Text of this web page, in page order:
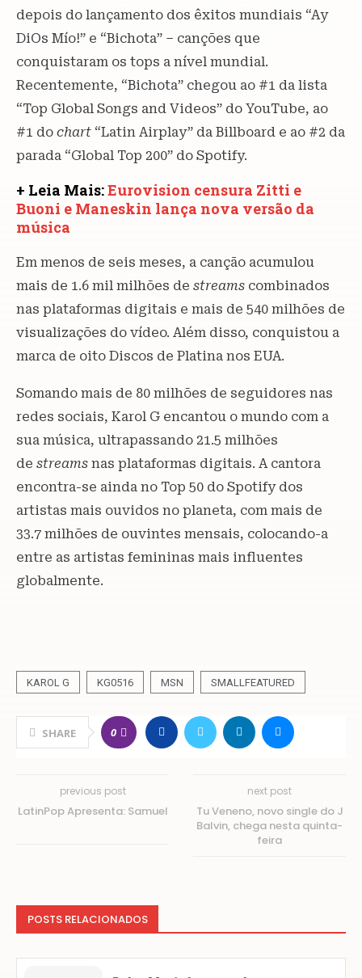
depois do lançamento dos êxitos mundiais “Ay
DiOs Mío!” e “Bichota” – canções que
conquistaram os tops a nível mundial.
Recentemente, “Bichota” chegou ao #1 da lista
“Top Global Songs and Videos” do YouTube, ao
#1 do chart “Latin Airplay” da Billboard e ao #2 da
parada “Global Top 200” do Spotify.
+ Leia Mais:Eurovision censura Zitti e
Buoni e Maneskin lança nova versão da
música
Em menos de seis meses, a canção acumulou
mais de 1.6 mil milhões de streams combinados
nas plataformas digitais e mais de 540 milhões de
visualizações do vídeo. Além disso, conquistou a
marca de oito Discos de Platina nos EUA.
Somando mais de 80 milhões de seguidores nas
redes sociais, Karol G encantou o mundo com a
sua música, ultrapassando 21.5 milhões
de streams nas plataformas digitais. A cantora
encontra-se ainda no Top 50 do Spotify dos
artistas mais ouvidos no planeta, com mais de
33.7 milhões de ouvintes mensais, colocando-a
entre as artistas femininas mais influentes
globalmente.
KAROL G KG0516 MSN SMALLFEATURED
SHARE 0
previous post
LatinPop Apresenta: Samuel
next post
Tu Veneno, novo single do J
Balvin, chega nesta quinta-
feira
POSTS RELACIONADOS